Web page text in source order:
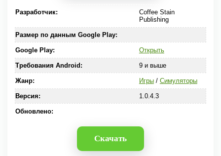
Разработчик:
Coffee Stain
Publishing
Размер по данным Google Play:
Google Play: Открыть
Требования Android: 9 и выше
Жанр: Игры/ Симуляторы
Версия: 1.0.4.3
Обновлено:
Скачать